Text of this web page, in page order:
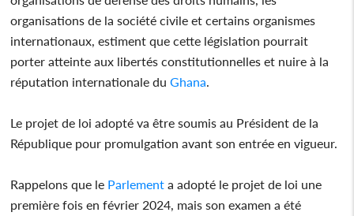
organisations de la société civile et certains organismes
internationaux, estiment que cette législation pourrait
porter atteinte aux libertés constitutionnelles et nuire à la
réputation internationale duGhana.
Le projet de loi adopté va être soumis au Président de la
République pour promulgation avant son entrée en vigueur.
Rappelons que le Parlement a adopté le projet de loi une
première fois en février 2024, mais son examen a été